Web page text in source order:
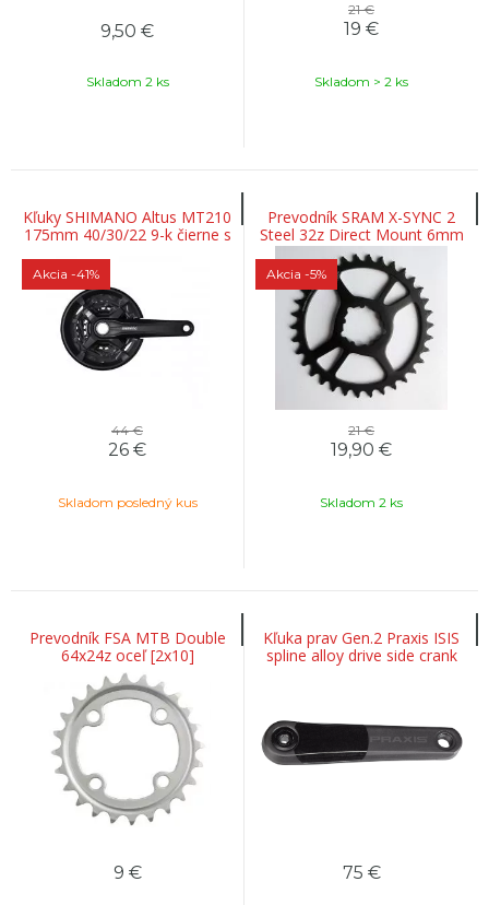
9,50 €
Skladom 2 ks
21 €
19 €
Skladom > 2 ks
Kľuky SHIMANO Altus MT210
175mm 40/30/22 9-k čierne s
Akcia -41%
44 €
26 €
Skladom posledný kus
Prevodník SRAM X-SYNC 2
Steel 32z Direct Mount 6mm
Offset Eagle Black ocelový
Akcia -5%
21 €
19,90 €
Skladom 2 ks
Prevodník FSA MTB Double
64x24z oceľ [2x10]
9 €
Kľuka prav Gen.2 Praxis ISIS
spline alloy drive side crank
arm for various Turbo full-
75 €